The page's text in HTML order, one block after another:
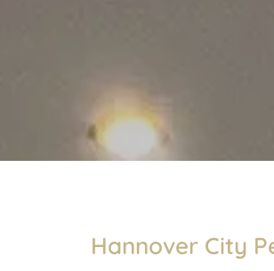
Hannover City